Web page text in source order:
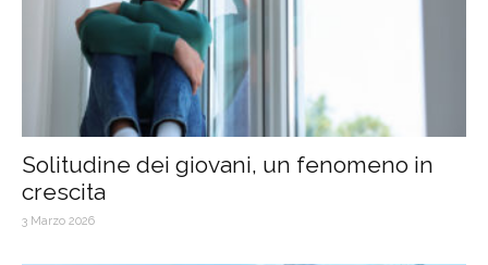
Solitudine dei giovani, un fenomeno in
crescita
3 Marzo 2026